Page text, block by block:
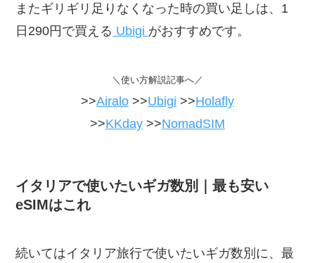
またギリギリ足りなくなった時の買い足しは、1
日290円で買える Ubigi がおすすめです。
＼使い方解説記事へ／
>>Airalo >>Ubigi >>Holafly
>>KKday >>NomadSIM
イタリアで使いたいギガ数別｜最も安い
eSIMはこれ
続いてはイタリア旅行で使いたいギガ数別に、最